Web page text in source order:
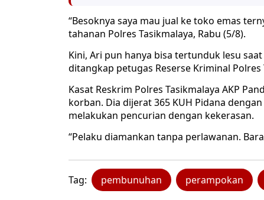
“Besoknya saya mau jual ke toko emas
tahanan Polres Tasikmalaya, Rabu (5/8).
Kini, Ari pun hanya bisa tertunduk lesu
ditangkap petugas Reserse Kriminal
Kasat Reskrim Polres Tasikmalaya AKP
korban. Dia dijerat 365 KUH Pidana
melakukan pencurian dengan kekerasan.
“Pelaku diamankan tanpa perlawanan.
Tag: pembunuhan perampokan